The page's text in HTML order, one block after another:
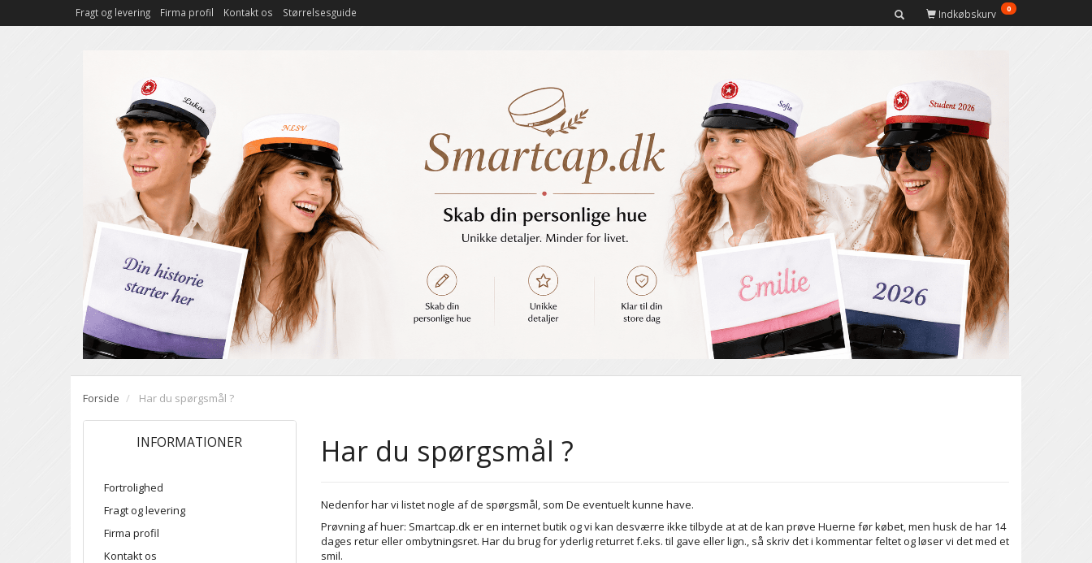
Indkøbskurv 0
Fragt og levering Firma profil Kontakt os Størrelsesguide
Forside Har du spørgsmål ?
INFORMATIONER
Fortrolighed
Fragt og levering
Firma profil
Kontakt os
Har du spørgsmål ?
Nedenfor har vi listet nogle af de spørgsmål, som De eventuelt kunne have.
Prøvning af huer: Smartcap.dk er en internet butik og vi kan desværre ikke tilbyde at at de kan prøve Huerne før købet, men husk de har 14
dages retur eller ombytningsret. Har du brug for yderlig returret f.eks. til gave eller lign., så skriv det i kommentar feltet og løser vi det med et
smil.